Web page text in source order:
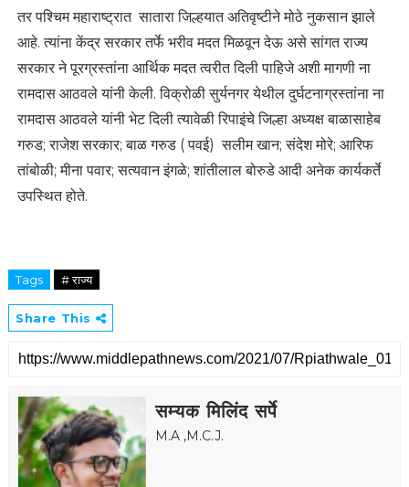
तर पश्चिम महाराष्ट्रात सातारा जिल्हयात अतिवृष्टीने मोठे नुकसान झाले
आहे. त्यांना केंद्र सरकार तर्फे भरीव मदत मिळवून देऊ असे सांगत राज्य
सरकार ने पूरग्रस्तांना आर्थिक मदत त्वरीत दिली पाहिजे अशी मागणी ना
रामदास आठवले यांनी केली. विक्रोळी सुर्यनगर येथील दुर्घटनाग्रस्तांना ना
रामदास आठवले यांनी भेट दिली त्यावेळी रिपाइंचे जिल्हा अध्यक्ष बाळासाहेब
गरुड; राजेश सरकार; बाळ गरुड ( पवई) सलीम खान; संदेश मोरे; आरिफ
तांबोळी; मीना पवार; सत्यवान इंगळे; शांतीलाल बोरुडे आदी अनेक कार्यकर्ते
उपस्थित होते.
Tags # राज्य
Share This
सम्यक मिलिंद सर्पे
M.A ,M.C.J.